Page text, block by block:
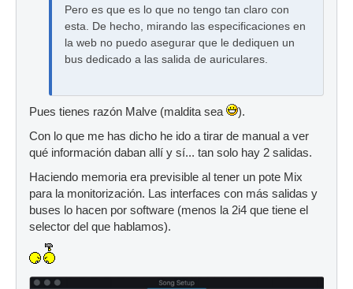
Pero es que es lo que no tengo tan claro con
esta. De hecho, mirando las especificaciones en
la web no puedo asegurar que le dediquen un
bus dedicado a las salida de auriculares.
Pues tienes razón Malve (maldita sea
).
Con lo que me has dicho he ido a tirar de manual a ver
qué información daban allí y sí... tan solo hay 2 salidas.
Haciendo memoria era previsible al tener un pote Mix
para la monitorización. Las interfaces con más salidas y
buses lo hacen por software (menos la 2i4 que tiene el
selector del que hablamos).